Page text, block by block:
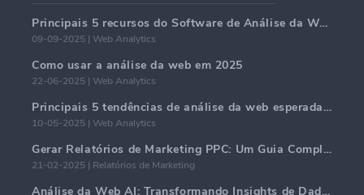
Principais 5 recursos do Software de Análise da Web em 2025
09-09-2025 | Web Analytics
Como usar a análise da web em 2025
22-06-2025 | Web Analytics
Principais 5 tendências de análise da web esperadas para dominar em 2025
10-05-2025 | Web Analytics
Gerar Relatórios de Marketing PPC: Um Guia Completo
21-02-2025 | Relatórios de Marketing
Análise da Web AI: Transformando Insights de Dados com Precisão